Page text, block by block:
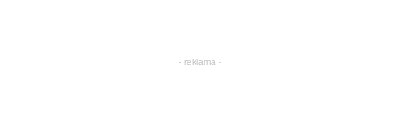
- reklama -